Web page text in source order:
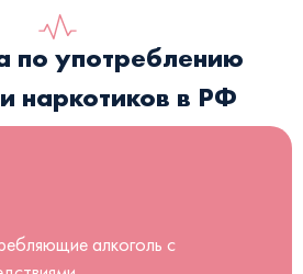
по употреблению
наркотиков в РФ
алкоголь с